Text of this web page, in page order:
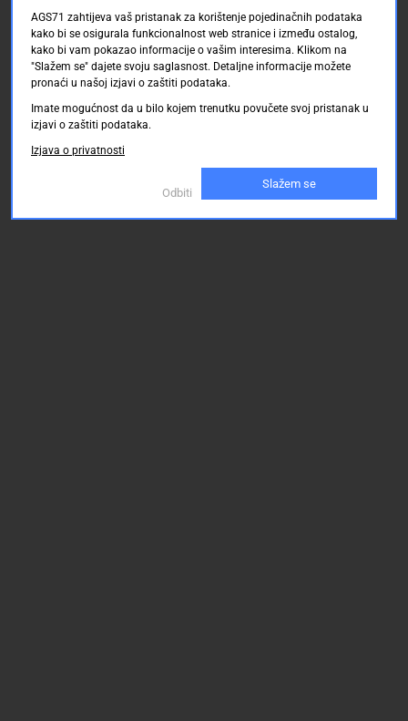
AGS71 zahtijeva vaš pristanak za korištenje pojedinačnih podataka
kako bi se osigurala funkcionalnost web stranice i između ostalog,
kako bi vam pokazao informacije o vašim interesima. Klikom na
"Slažem se" dajete svoju saglasnost. Detaljne informacije možete
pronaći u našoj izjavi o zaštiti podataka.
Imate mogućnost da u bilo kojem trenutku povučete svoj pristanak u
izjavi o zaštiti podataka.
Izjava o privatnosti
Odbiti
Slažem se